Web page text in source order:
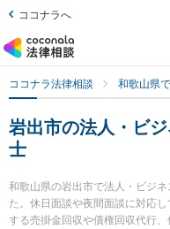
ココナラへ
ココナラ法律相談 和歌山県
岩出市の法人・ビ
士
和歌山県の岩出市で法人・ビジ
た。休日面談や夜間面談に対応
する売掛金回収や債権回収代行